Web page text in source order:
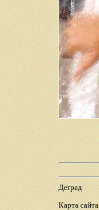
Деград
Карта